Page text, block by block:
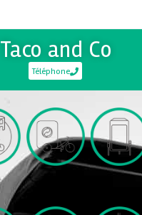
Taco and Co
Téléphone